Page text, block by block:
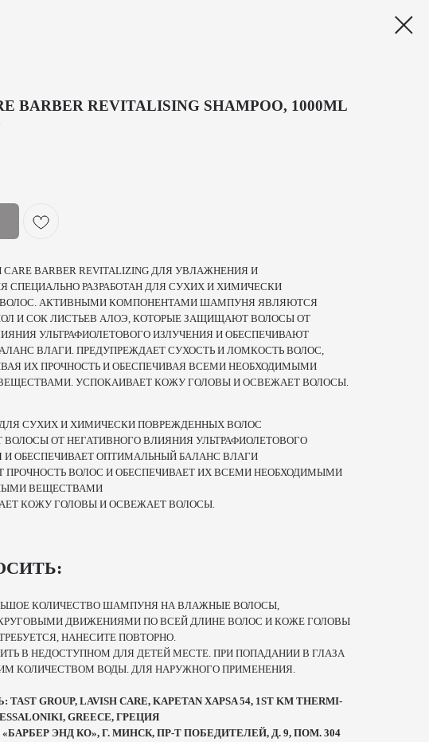
BARBER REVITALISING SHAMPOO, 1000ML
BARBER REVITALIZING ДЛЯ УВЛАЖНЕНИЯ И
СПЕЦИАЛЬНО РАЗРАБОТАН ДЛЯ СУХИХ И ХИМИЧЕСКИ
АКТИВНЫМИ КОМПОНЕНТАМИ ШАМПУНЯ ЯВЛЯЮТСЯ
И СОК ЛИСТЬЕВ АЛОЭ, КОТОРЫЕ ЗАЩИЩАЮТ ВОЛОСЫ ОТ
УЛЬТРАФИОЛЕТОВОГО ИЗЛУЧЕНИЯ И ОБЕСПЕЧИВАЮТ
ВЛАГИ. ПРЕДУПРЕЖДАЕТ СУХОСТЬ И ЛОМКОСТЬ ВОЛОС,
ИХ ПРОЧНОСТЬ И ОБЕСПЕЧИВАЯ ВСЕМИ НЕОБХОДИМЫМИ
УСПОКАИВАЕТ КОЖУ ГОЛОВЫ И ОСВЕЖАЕТ ВОЛОСЫ.
СУХИХ И ХИМИЧЕСКИ ПОВРЕЖДЕННЫХ ВОЛОС
ОТ НЕГАТИВНОГО ВЛИЯНИЯ УЛЬТРАФИОЛЕТОВОГО
И ОБЕСПЕЧИВАЕТ ОПТИМАЛЬНЫЙ БАЛАНС ВЛАГИ
ПРОЧНОСТЬ ВОЛОС И ОБЕСПЕЧИВАЕТ ИХ ВСЕМИ НЕОБХОДИМЫМИ
ВЕЩЕСТВАМИ
КОЖУ ГОЛОВЫ И ОСВЕЖАЕТ ВОЛОСЫ.
КОЛИЧЕСТВО ШАМПУНЯ НА ВЛАЖНЫЕ ВОЛОСЫ,
ДВИЖЕНИЯМИ ПО ВСЕЙ ДЛИНЕ ВОЛОС И КОЖЕ ГОЛОВЫ
НАНЕСИТЕ ПОВТОРНО.
В НЕДОСТУПНОМ ДЛЯ ДЕТЕЙ МЕСТЕ. ПРИ ПОПАДАНИИ В ГЛАЗА
КОЛИЧЕСТВОМ ВОДЫ. ДЛЯ НАРУЖНОГО ПРИМЕНЕНИЯ.
GROUP, LAVISH CARE, KAPETAN XAPSA 54, 1ST KM THERMI-
GREECE, ГРЕЦИЯ
ЭНД КО», Г. МИНСК, ПР-Т ПОБЕДИТЕЛЕЙ, Д. 9, ПОМ. 304